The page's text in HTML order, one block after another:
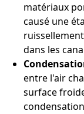
matériaux
causé une
dans les
entre l'air
surface